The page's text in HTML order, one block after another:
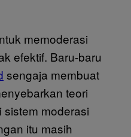
memoderasi
efektif. Baru-baru
sengaja membuat
teori
moderasi
itu masih